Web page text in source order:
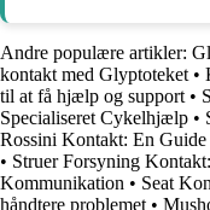
Andre populære artikler:
kontakt med Glyptoteket •
til at få hjælp og support •
Specialiseret Cykelhjælp •
Rossini Kontakt: En
• Struer Forsyning
Kommunikation • Seat
håndtere problemet •